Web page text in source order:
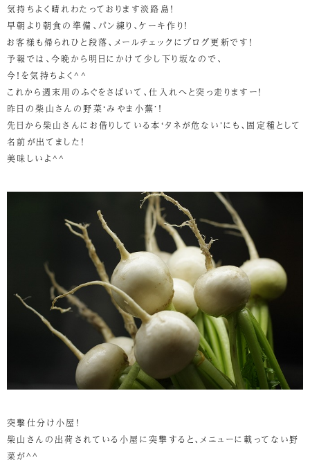
気持ちよく晴れわたっております淡路島！
早朝より朝食の準備、パン練り、ケーキ作り！
お客様も帰られひと段落、メールチェックにブログ更新です！
予報では、今晩から明日にかけて少し下り坂なので、
今！を気持ちよく^^
これから週末用のふぐをさばいて、仕入れへと突っ走りますー！
昨日の柴山さんの野菜‘みやま小蕪’！
先日から柴山さんにお借りしている本‘タネが危ない’にも、固定種として
名前が出てました！
美味しいよ^^
突撃仕分け小屋！
柴山さんの出荷されている小屋に突撃すると、メニューに載ってない野
菜が^^